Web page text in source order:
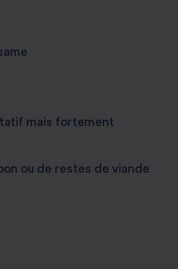
mais fortement
ou de restes de viande